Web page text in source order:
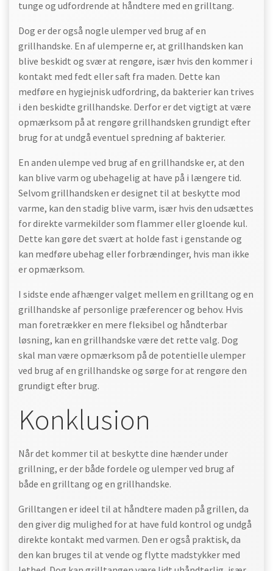
tunge og udfordrende at håndtere med en grilltang.
Dog er der også nogle ulemper ved brug af en
grillhandske. En af ulemperne er, at grillhandsken kan
blive beskidt og svær at rengøre, især hvis den kommer i
kontakt med fedt eller saft fra maden. Dette kan
medføre en hygiejnisk udfordring, da bakterier kan trives
i den beskidte grillhandske. Derfor er det vigtigt at være
opmærksom på at rengøre grillhandsken grundigt efter
brug for at undgå eventuel spredning af bakterier.
En anden ulempe ved brug af en grillhandske er, at den
kan blive varm og ubehagelig at have på i længere tid.
Selvom grillhandsken er designet til at beskytte mod
varme, kan den stadig blive varm, især hvis den udsættes
for direkte varmekilder som flammer eller gloende kul.
Dette kan gøre det svært at holde fast i genstande og
kan medføre ubehag eller forbrændinger, hvis man ikke
er opmærksom.
I sidste ende afhænger valget mellem en grilltang og en
grillhandske af personlige præferencer og behov. Hvis
man foretrækker en mere fleksibel og håndterbar
løsning, kan en grillhandske være det rette valg. Dog
skal man være opmærksom på de potentielle ulemper
ved brug af en grillhandske og sørge for at rengøre den
grundigt efter brug.
Konklusion
Når det kommer til at beskytte dine hænder under
grillning, er der både fordele og ulemper ved brug af
både en grilltang og en grillhandske.
Grilltangen er ideel til at håndtere maden på grillen, da
den giver dig mulighed for at have fuld kontrol og undgå
direkte kontakt med varmen. Den er også praktisk, da
den kan bruges til at vende og flytte madstykker med